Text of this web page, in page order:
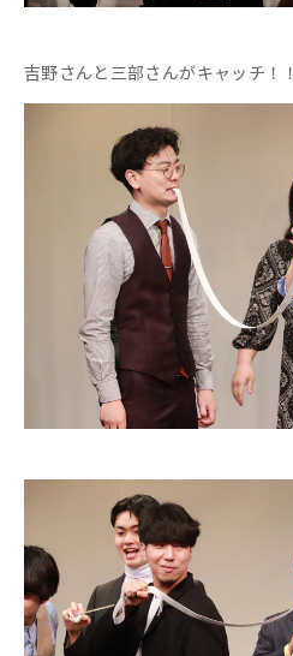
吉野さんと三部さんがキャッチ！！